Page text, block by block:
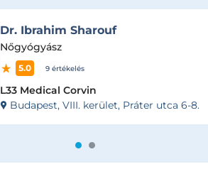
Dr. Ibrahim Sharouf
Nőgyógyász
5.0 9 értékelés
L33 Medical Corvin
Budapest, VIII. kerület, Práter utca 6-8.